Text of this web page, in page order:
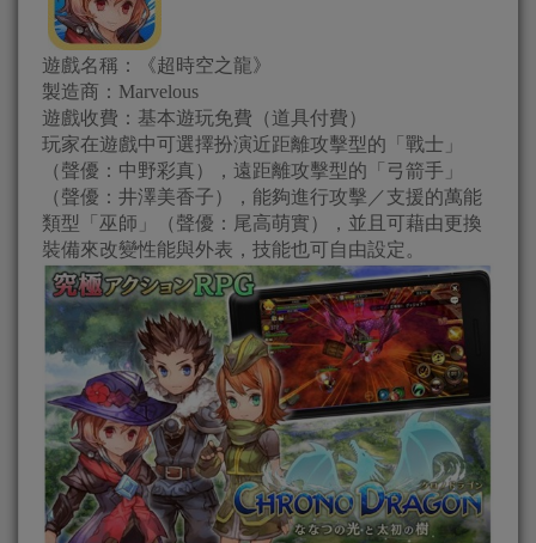
遊戲名稱：《超時空之龍》
製造商：Marvelous
遊戲收費：基本遊玩免費（道具付費）
玩家在遊戲中可選擇扮演近距離攻擊型的「戰士」
（聲優：中野彩真），遠距離攻擊型的「弓箭手」
（聲優：井澤美香子），能夠進行攻擊／支援的萬能
類型「巫師」（聲優：尾高萌實），並且可藉由更換
裝備來改變性能與外表，技能也可自由設定。